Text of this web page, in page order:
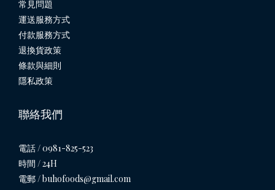
常見問題
運送服務方式
付款服務方式
退換貨政策
條款與細則
隱私政策
聯絡我們
電話 / 0981-825-523
時間 / 24H
電郵 / buhofoods@gmail.com